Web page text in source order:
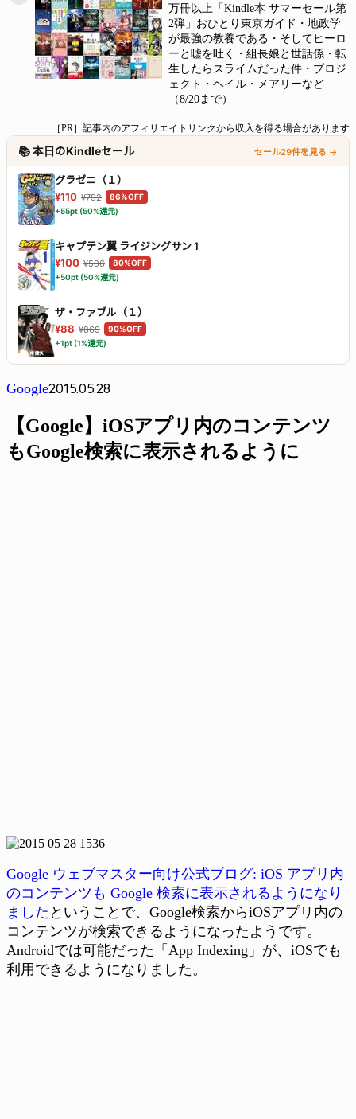
万冊以上「Kindle本 サマーセール第
2弾」おひとり東京ガイド・地政学
が最強の教養である・そしてヒーロ
ーと嘘を吐く・組長娘と世話係・転
生したらスライムだった件・プロジ
ェクト・ヘイル・メアリーなど
（8/20まで）
［PR］記事内のアフィリエイトリンクから収入を得る場合があります
📚 本日のKindleセール セール29件を見る →
グラゼニ（１）
¥110 ¥792
86%OFF
+55pt (50%還元)
キャプテン翼 ライジングサン 1
¥100 ¥506
80%OFF
+50pt (50%還元)
ザ・ファブル（１）
¥88 ¥869
90%OFF
+1pt (1%還元)
Google2015.05.28
【Google】iOSアプリ内のコンテンツ
もGoogle検索に表示されるように
Google ウェブマスター向け公式ブログ: iOS アプリ内
のコンテンツも Google 検索に表示されるようになり
ました ということで、Google検索からiOSアプリ内の
コンテンツが検索できるようになったようです。
Androidでは可能だった「App Indexing」が、iOSでも
利用できるようになりました。